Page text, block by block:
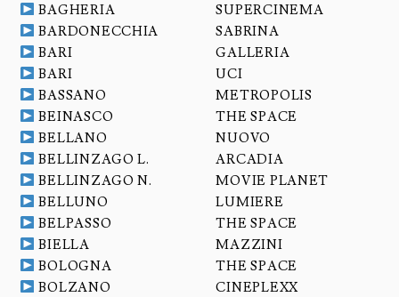
BAGHERIA
SUPERCINEMA
BARDONECCHIA
SABRINA
BARI
GALLERIA
BARI
UCI
BASSANO
METROPOLIS
BEINASCO
THE SPACE
BELLANO
NUOVO
BELLINZAGO L.
ARCADIA
BELLINZAGO N.
MOVIE PLANET
BELLUNO
LUMIERE
BELPASSO
THE SPACE
BIELLA
MAZZINI
BOLOGNA
THE SPACE
BOLZANO
CINEPLEXX